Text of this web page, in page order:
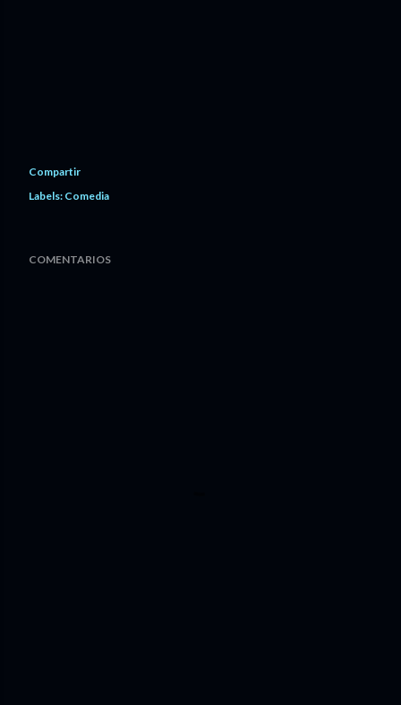
Compartir
Labels: Comedia
COMENTARIOS